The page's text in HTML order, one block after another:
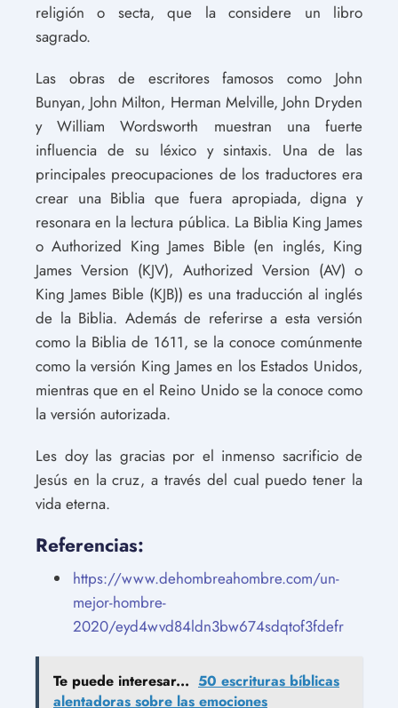
religión o secta, que la considere un libro
sagrado.
Las obras de escritores famosos como John
Bunyan, John Milton, Herman Melville, John Dryden
y William Wordsworth muestran una fuerte
influencia de su léxico y sintaxis. Una de las
principales preocupaciones de los traductores era
crear una Biblia que fuera apropiada, digna y
resonara en la lectura pública. La Biblia King James
o Authorized King James Bible (en inglés, King
James Version (KJV), Authorized Version (AV) o
King James Bible (KJB)) es una traducción al inglés
de la Biblia. Además de referirse a esta versión
como la Biblia de 1611, se la conoce comúnmente
como la versión King James en los Estados Unidos,
mientras que en el Reino Unido se la conoce como
la versión autorizada.
Les doy las gracias por el inmenso sacrificio de
Jesús en la cruz, a través del cual puedo tener la
vida eterna.
Referencias:
https://www.dehombreahombre.com/un-
mejor-hombre-
2020/eyd4wvd84ldn3bw674sdqtof3fdefr
Te puede interesar... 50 escrituras bíblicas
alentadoras sobre las emociones